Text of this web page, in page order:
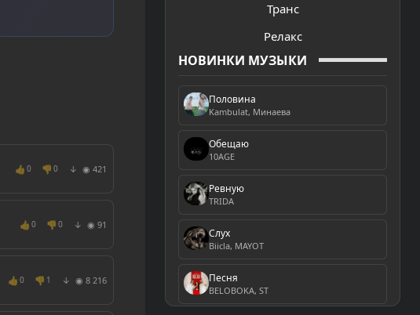
Транс
Релакс
НОВИНКИ МУЗЫКИ
Половина
Kambulat, Минаева
Обещаю
10AGE
Ревную
TRIDA
Слух
Biicla, MAYOT
Песня
BELOBOKA, ST
👍 0 👎 0 ↓ ◉ 421
👍 0 👎 0 ↓ ◉ 91
👍 0 👎 1 ↓ ◉ 8 216